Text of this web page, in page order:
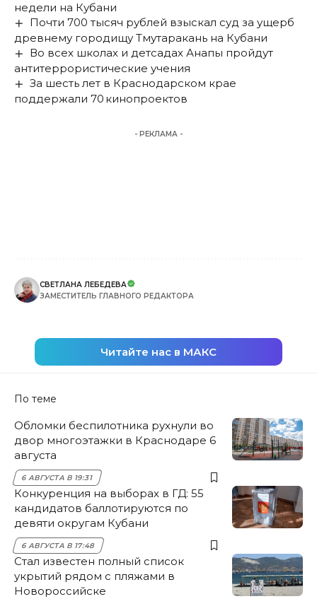
недели на Кубани
Почти 700 тысяч рублей взыскал суд за ущерб
древнему городищу Тмутаракань на Кубани
Во всех школах и детсадах Анапы пройдут
антитеррористические учения
За шесть лет в Краснодарском крае
поддержали 70 кинопроектов
- РЕКЛАМА -
СВЕТЛАНА ЛЕБЕДЕВА
ЗАМЕСТИТЕЛЬ ГЛАВНОГО РЕДАКТОРА
Читайте нас в МАКС
По теме
Обломки беспилотника рухнули во
двор многоэтажки в Краснодаре 6
августа
6 АВГУСТА В 19:31
Конкуренция на выборах в ГД: 55
кандидатов баллотируются по
девяти округам Кубани
6 АВГУСТА В 17:48
Стал известен полный список
укрытий рядом с пляжами в
Новороссийске